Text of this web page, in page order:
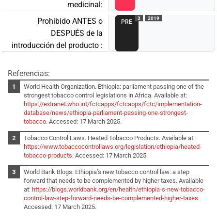
medicinal:
Prohibido ANTES o
DESPUÉS de la
introducción del producto :
PRE
3 2019
Referencias:
World Health Organization. Ethiopia: parliament passing one of the
strongest tobacco control legislations in Africa. Available at:
https://extranet.who.int/fctcapps/fctcapps/fctc/implementation-
database/news/ethiopia-parliament-passing-one-strongest-
tobacco. Accessed: 17 March 2025.
Tobacco Control Laws. Heated Tobacco Products. Available at:
https://www.tobaccocontrollaws.org/legislation/ethiopia/heated-
tobacco-products. Accessed: 17 March 2025.
World Bank Blogs. Ethiopia’s new tobacco control law: a step
forward that needs to be complemented by higher taxes. Available
at: https://blogs.worldbank.org/en/health/ethiopia-s-new-tobacco-
control-law-step-forward-needs-be-complemented-higher-taxes.
Accessed: 17 March 2025.